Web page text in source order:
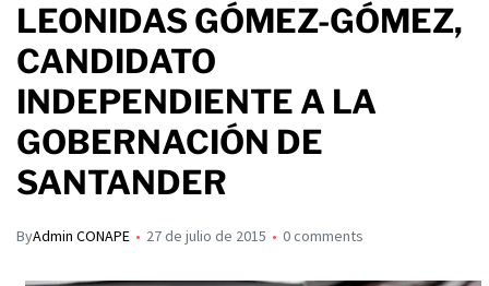
LEONIDAS GÓMEZ-GÓMEZ,
CANDIDATO
INDEPENDIENTE A LA
GOBERNACIÓN DE
SANTANDER
ByAdmin CONAPE 27 de julio de 2015 0 comments